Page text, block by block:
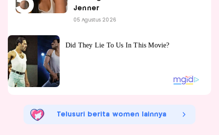
Jenner
05 Agustus 2026
Telusuri berita women lainnya